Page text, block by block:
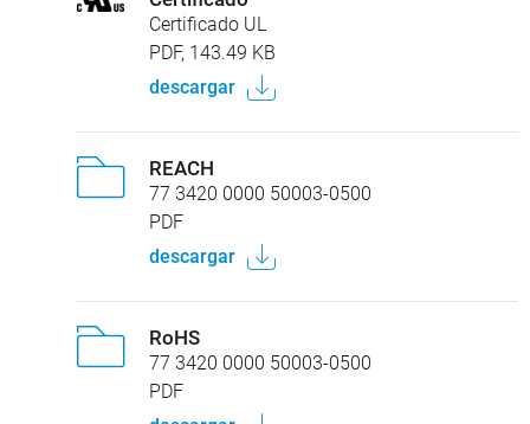
Certificado UL
PDF, 143.49 KB
descargar
REACH
77 3420 0000 50003-0500
PDF
descargar
RoHS
77 3420 0000 50003-0500
PDF